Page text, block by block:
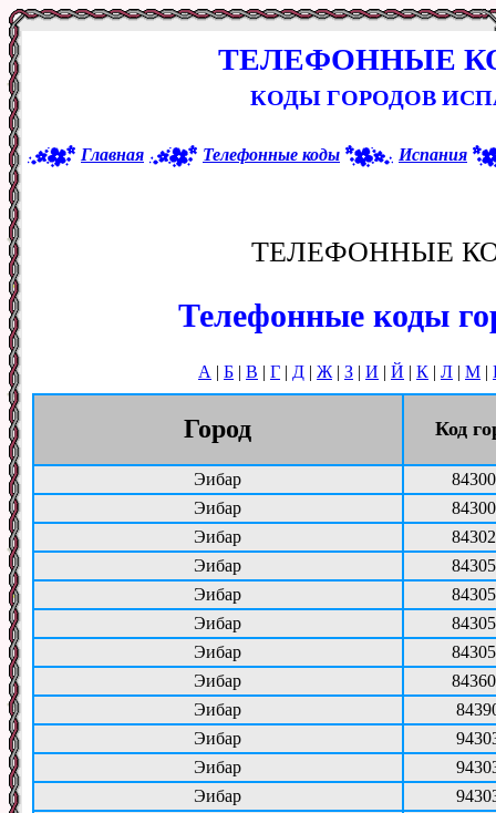
ТЕЛЕФОННЫЕ
КОДЫ ГОРОДОВ
Главная Телефонные коды Испания
ТЕЛЕФОННЫЕ
Телефонные коды
А | Б | В | Г | Д | Ж | З | И | Й | К | Л | М |
Город Код
Эибар
Эибар
Эибар
Эибар
Эибар
Эибар
Эибар
Эибар
Эибар
Эибар
Эибар
Эибар